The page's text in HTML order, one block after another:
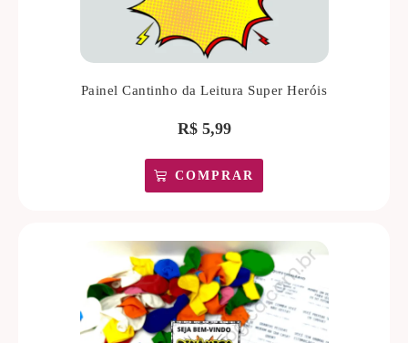
Painel Cantinho da Leitura Super Heróis
R$5,99
COMPRAR